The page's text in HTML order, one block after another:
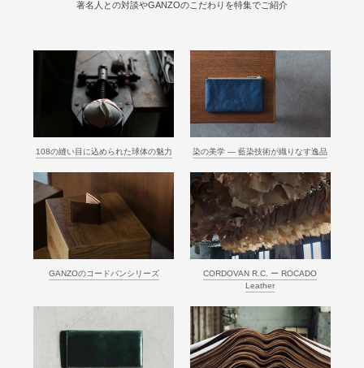
著名人との対談やGANZOのこだわりを特集でご紹介
108の縫い目に込められた球体の魅力 染の美学 ― 藍染技術が織りなす逸品
GANZOのコードバンシリーズ
CORDOVAN R.C. ー ROCADO
Leather